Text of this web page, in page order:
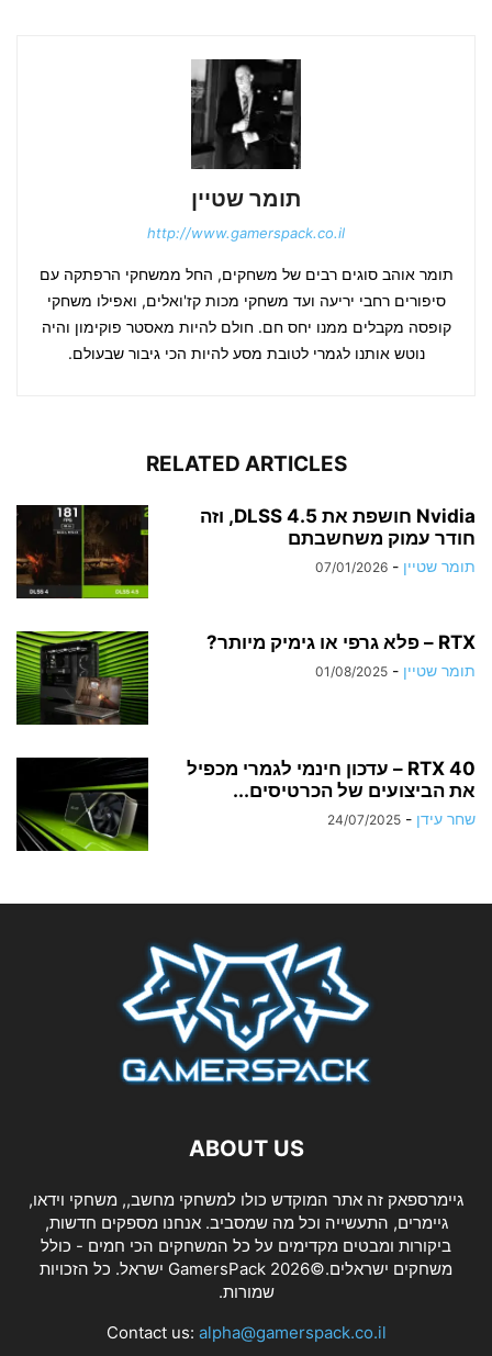
תומר שטיין
http://www.gamerspack.co.il
תומר אוהב סוגים רבים של משחקים, החל ממשחקי הרפתקה עם
סיפורים רחבי יריעה ועד משחקי מכות קז'ואלים, ואפילו משחקי
קופסה מקבלים ממנו יחס חם. חולם להיות מאסטר פוקימון והיה
נוטש אותנו לגמרי לטובת מסע להיות הכי גיבור שבעולם.
RELATED ARTICLES
Nvidia חושפת את DLSS 4.5, וזה
חודר עמוק משחשבתם
תומר שטיין -
07/01/2026
RTX – פלא גרפי או גימיק מיותר?
תומר שטיין -
01/08/2025
RTX 40 – עדכון חינמי לגמרי מכפיל
את הביצועים של הכרטיסים...
שחר עידן -
24/07/2025
ABOUT US
גיימרספאק זה אתר המוקדש כולו למשחקי מחשב,, משחקי וידאו,
גיימרים, התעשייה וכל מה שמסביב. אנחנו מספקים חדשות,
ביקורות ומבטים מקדימים על כל המשחקים הכי חמים - כולל
משחקים ישראלים.©2026 GamersPack ישראל. כל הזכויות
שמורות.
Contact us: alpha@gamerspack.co.il